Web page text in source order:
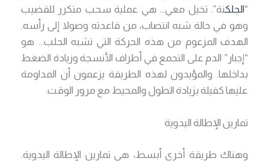
“الجلكنة”. تخيل معي… هي عملية سحب متكرر للقضيب
وهو في حالة شبه انتصاب، من قاعدته وصولا إلى رأسه.
الهدف المزعوم من هذه الحركة التي تشبه الحلب… هو
“إجبار” الدم على التجمع في أطراف الأنسجة وزيادة الضغط
بداخلها. والمؤيدون لهذه الطريقة يزعمون أن المداومة
عليها كفيلة بزيادة الطول والمحيط مع مرور الوقت.
تمارين الإطالة اليدوية
وهناك طريقة أخرى أبسط، هي تمارين الإطالة اليدوية.